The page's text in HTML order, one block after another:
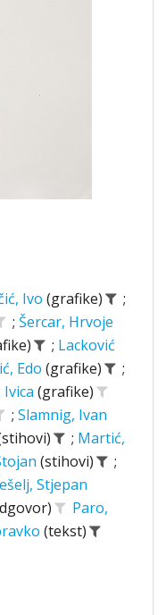
Ivo (grafike)
;
; Šercar, Hrvoje
; Lacković
Edo (grafike)
;
Ivica (grafike)
; Slamnig, Ivan
; Martić,
(stihovi)
;
Stjepan
Paro,
(tekst)